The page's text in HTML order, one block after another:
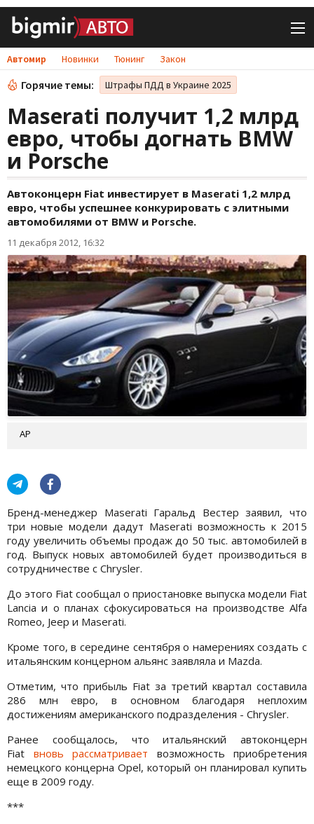
Автомир Новинки Тюнинг Закон
Горячие темы: Штрафы ПДД в Украине 2025
Maserati получит 1,2 млрд
евро, чтобы догнать BMW
и Porsche
Автоконцерн Fiat инвестирует в Maserati 1,2 млрд
евро, чтобы успешнее конкурировать с элитными
автомобилями от BMW и Porsche.
11 декабря 2012, 16:32
АР
Бренд-менеджер Maserati Гаральд Вестер заявил, что
три новые модели дадут Maserati возможность к 2015
году увеличить объемы продаж до 50 тыс. автомобилей в
год. Выпуск новых автомобилей будет производиться в
сотрудничестве с Chrysler.
До этого Fiat сообщал о приостановке выпуска модели Fiat
Lancia и о планах сфокусироваться на производстве Alfa
Romeo, Jeep и Maserati.
Кроме того, в середине сентября о намерениях создать с
итальянским концерном альянс заявляла и Mazda.
Отметим, что прибыль Fiat за третий квартал составила
286 млн евро, в основном благодаря неплохим
достижениям американского подразделения - Chrysler.
Ранее сообщалось, что итальянский автоконцерн
Fiat вновь рассматривает возможность приобретения
немецкого концерна Opel, который он планировал купить
еще в 2009 году.
***